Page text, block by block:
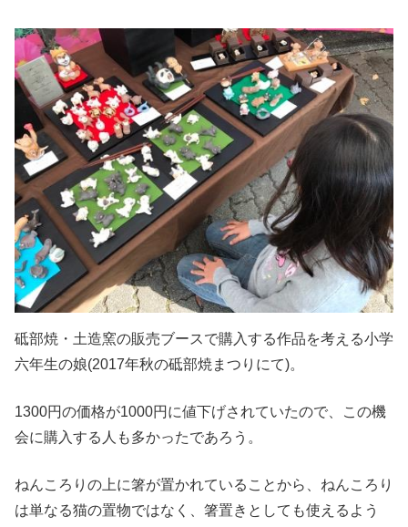
砥部焼・土造窯の販売ブースで購入する作品を考える小学
六年生の娘(2017年秋の砥部焼まつりにて)。
1300円の価格が1000円に値下げされていたので、この機
会に購入する人も多かったであろう。
ねんころりの上に箸が置かれていることから、ねんころり
は単なる猫の置物ではなく、箸置きとしても使えるよう